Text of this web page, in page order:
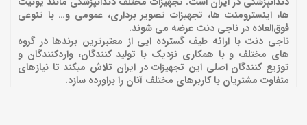
ها، اینسترومنت ها، تجهیزات تصویر برداری، عمومی و… با تنوعی
فوق‌العاده در ناجی دنت عرضه می شوند.
ناجی دنت با ارائه‌ طیف گسترده ایی از معتبرترین برندها در گروه
های مختلف و با همکاری نزدیک با تولید کنندگان، واردکنندگان و
توزیع کنندگان اصلی این تجهیزات در ایران تلاش میکند تا نیازهای
متفاوت مشتریان با کاربرهای مختلف آنان را براورده سازد.